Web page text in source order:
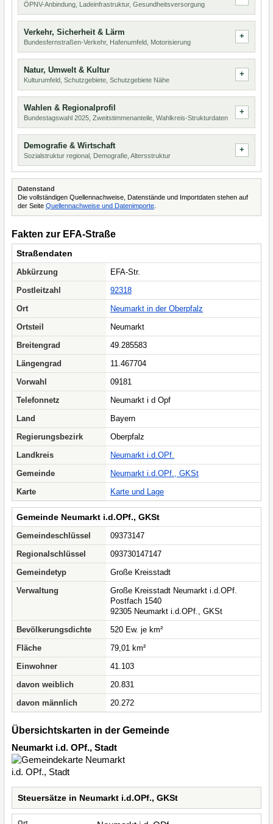
ÖPNV-Anbindung, Ladeinfrastruktur, Gesundheitsversorgung
Verkehr, Sicherheit & Lärm
Bundesfernstraßen-Verkehr, Hafenumfeld, Motorisierung
Natur, Umwelt & Kultur
Kulturumfeld, Schutzgebiete, Schutzgebiete Nähe
Wahlen & Regionalprofil
Bundestagswahl 2025, Zweitstimmenanteile, Wahlkreis-Strukturdaten
Demografie & Wirtschaft
Sozialstruktur regional, Demografie, Altersstruktur
Datenstand
Die vollständigen Quellennachweise, Datenstände und Importdaten stehen auf
der Seite Quellennachweise und Datenimporte
Fakten zur EFA-Straße
Straßendaten
Abkürzung
EFA-Str.
Postleitzahl
92318
Ort
Neumarkt in der Oberpfalz
Ortsteil
Neumarkt
Breitengrad
49.285583
Längengrad
11.467704
Vorwahl
09181
Telefonnetz
Neumarkt i d Opf
Land
Bayern
Regierungsbezirk
Oberpfalz
Landkreis
Neumarkt i.d.OPf.
Gemeinde
Neumarkt i.d.OPf., GKSt
Karte
Karte und Lage
Gemeinde Neumarkt i.d.OPf., GKSt
Gemeindeschlüssel
09373147
Regionalschlüssel
093730147147
Gemeindetyp
Große Kreisstadt
Verwaltung
Große Kreisstadt Neumarkt i.d.OPf.
Postfach 1540
92305 Neumarkt i.d.OPf., GKSt
Bevölkerungsdichte
520 Ew. je km²
Fläche
79,01 km²
Einwohner
41.103
davon weiblich
20.831
davon männlich
20.272
Übersichtskarten in der Gemeinde
Neumarkt i.d. OPf., Stadt
Steuersätze in Neumarkt i.d.OPf., GKSt